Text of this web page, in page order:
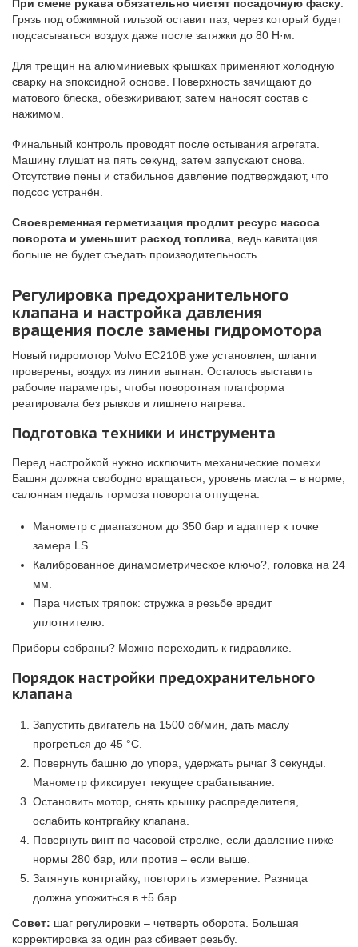
При смене рукава обязательно чистят посадочную фаску
Грязь под обжимной гильзой оставит паз, через который будет
подсасываться воздух даже после затяжки до 80 Н·м.
Для трещин на алюминиевых крышках применяют холодную
сварку на эпоксидной основе. Поверхность зачищают до
матового блеска, обезжиривают, затем наносят состав с
нажимом.
Финальный контроль проводят после остывания агрегата.
Машину глушат на пять секунд, затем запускают снова.
Отсутствие пены и стабильное давление подтверждают, что
подсос устранён.
Своевременная герметизация продлит ресурс насоса
поворота и уменьшит расход топлива , ведь кавитация
больше не будет съедать производительность.
Регулировка предохранительного
клапана и настройка давления
вращения после замены гидромотора
Новый гидромотор Volvo EC210B уже установлен, шланги
проверены, воздух из линии выгнан. Осталось выставить
рабочие параметры, чтобы поворотная платформа
реагировала без рывков и лишнего нагрева.
Подготовка техники и инструмента
Перед настройкой нужно исключить механические помехи.
Башня должна свободно вращаться, уровень масла – в норме,
салонная педаль тормоза поворота отпущена.
Манометр с диапазоном до 350 бар и адаптер к точке
замера LS.
Калиброванное динамометрическое ключо?, головка на 24
мм.
Пара чистых тряпок: стружка в резьбе вредит
уплотнителю.
Приборы собраны? Можно переходить к гидравлике.
Порядок настройки предохранительного
клапана
Запустить двигатель на 1500 об/мин, дать маслу
прогреться до 45 °С.
Повернуть башню до упора, удержать рычаг 3 секунды.
Манометр фиксирует текущее срабатывание.
Остановить мотор, снять крышку распределителя,
ослабить контргайку клапана.
Повернуть винт по часовой стрелке, если давление ниже
нормы 280 бар, или против – если выше.
Затянуть контргайку, повторить измерение. Разница
должна уложиться в ±5 бар.
Совет: шаг регулировки – четверть оборота. Большая
корректировка за один раз сбивает резьбу.